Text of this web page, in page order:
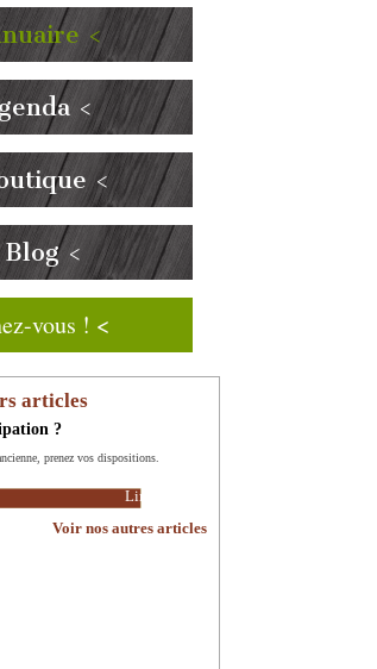
<
<
<
<
vous ! <
articles
?
prenez vos dispositions.
Lire la suite
Voir nos autres articles